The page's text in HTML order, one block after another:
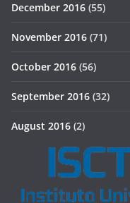
December 2016 (55)
November 2016 (71)
October 2016 (56)
September 2016 (32)
August 2016 (2)